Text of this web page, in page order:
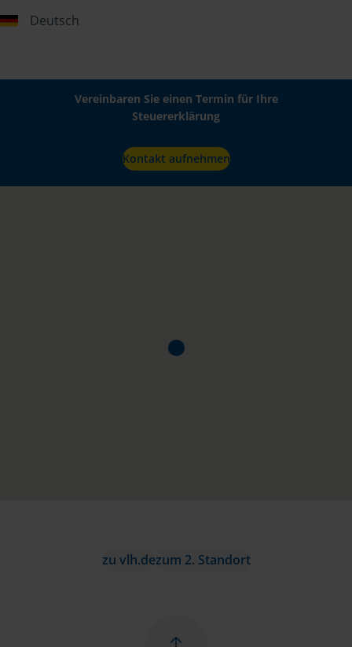
Deutsch
Vereinbaren Sie einen Termin für Ihre
Steuererklärung
Kontakt aufnehmen
zu vlh.dezum 2. Standort